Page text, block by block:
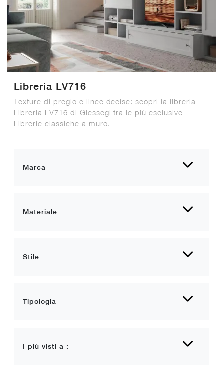
Marca
Materiale
Stile
Tipologia
I più visti a :
Libreria LV716
Texture di pregio e linee decise: scopri la libreria
Libreria LV716 di Giessegi tra le più esclusive
Librerie classiche a muro.